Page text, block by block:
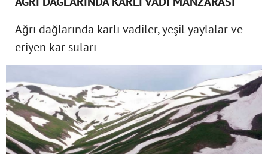
Ağrı dağlarında karlı vadiler, yeşil yaylalar ve
eriyen kar suları